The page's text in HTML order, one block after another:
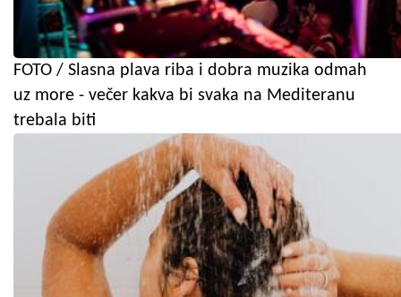
FOTO / Slasna plava riba i dobra muzika odmah
uz more - večer kakva bi svaka na Mediteranu
trebala biti